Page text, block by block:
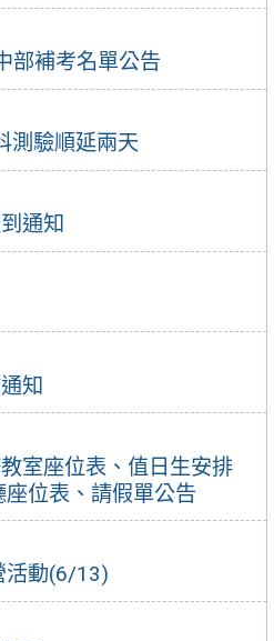
部補考名單公告
測驗順延兩天
通知
知
室座位表、值日生安排
位表、請假單公告
活動(6/13)